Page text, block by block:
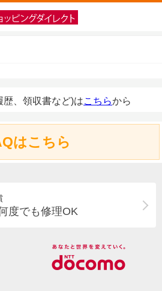
歴、領収書など)はこちらから
はこちら
度でも修理OK